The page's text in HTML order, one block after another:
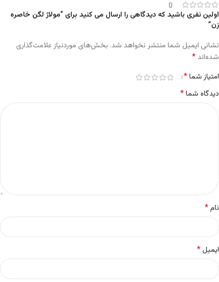
0
اولین نفری باشید که دیدگاهی را ارسال می کنید برای “مولاژ لگن خاصره
زن”
نشانی ایمیل شما منتشر نخواهد شد. بخش‌های موردنیاز علامت‌گذاری
شده‌اند *
امتیاز شما*
دیدگاه شما*
نام*
ایمیل*